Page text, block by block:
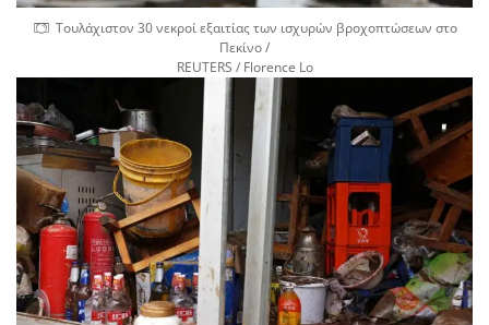
Τουλάχιστον 30 νεκροί εξαιτίας των ισχυρών βροχοπτώσεων στο
Πεκίνο /
REUTERS / Florence Lo